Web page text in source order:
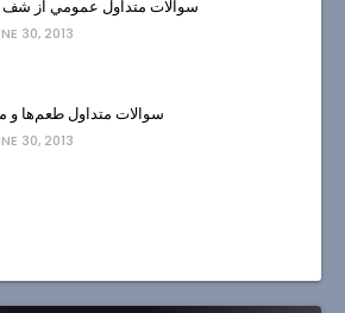
سوالات متداول عمومي از شف
30, 2013
سوالات متداول طعم‌ها و
30, 2013